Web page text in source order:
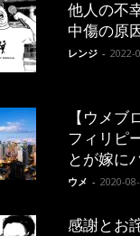
他人の不
中傷の原
レンジ - 2022-
【ウメブ
フィリピ
とが嫁に
ウメ - 2020-
感謝とお